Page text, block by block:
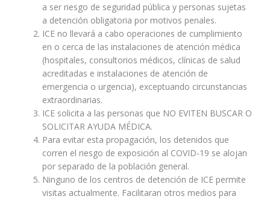
a ser riesgo de seguridad pública y personas sujetas
a detención obligatoria por motivos penales.
ICE no llevará a cabo operaciones de cumplimiento
en o cerca de las instalaciones de atención médica
(hospitales, consultorios médicos, clínicas de salud
acreditadas e instalaciones de atención de
emergencia o urgencia), exceptuando circunstancias
extraordinarias.
ICE solicita a las personas que NO EVITEN BUSCAR O
SOLICITAR AYUDA MÉDICA.
Para evitar esta propagación, los detenidos que
corren el riesgo de exposición al COVID-19 se alojan
por separado de la población general.
Ninguno de los centros de detención de ICE permite
visitas actualmente. Facilitaran otros medios para